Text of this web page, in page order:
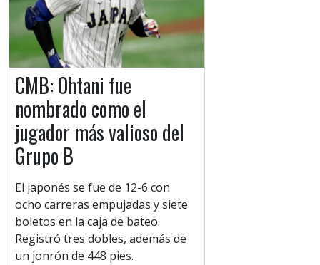
CMB: Ohtani fue
nombrado como el
jugador más valioso del
Grupo B
El japonés se fue de 12-6 con
ocho carreras empujadas y siete
boletos en la caja de bateo.
Registró tres dobles, además de
un jonrón de 448 pies.